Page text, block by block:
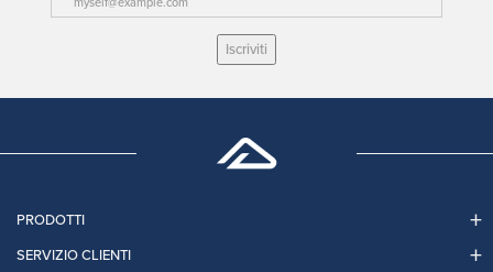
Iscriviti
PRODOTTI
SERVIZIO CLIENTI